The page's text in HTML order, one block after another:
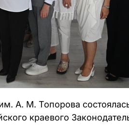
А. М. Топорова
краевого